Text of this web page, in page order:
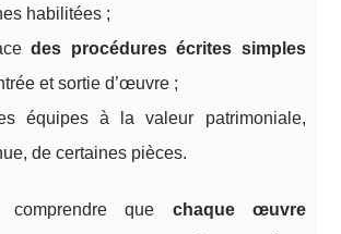
habilitées ;
des procédures écrites simples
et sortie d’œuvre ;
équipes à la valeur patrimoniale,
de certaines pièces.
que chaque œuvre